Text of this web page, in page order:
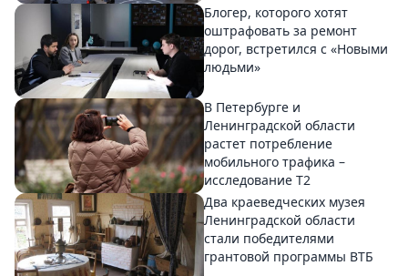
Блогер, которого хотят
оштрафовать за ремонт
дорог, встретился с «Новыми
людьми»
В Петербурге и
Ленинградской области
растет потребление
мобильного трафика –
исследование T2
Два краеведческих музея
Ленинградской области
стали победителями
грантовой программы ВТБ